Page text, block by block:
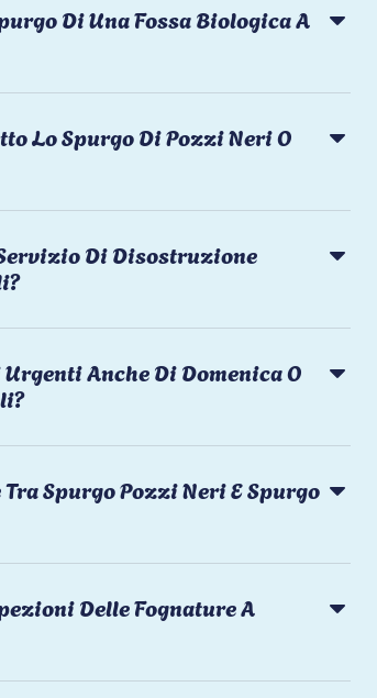
Di Una Fossa Biologica A
Lo Spurgo Di Pozzi Neri O
Di Disostruzione
Anche Di Domenica O
Spurgo Pozzi Neri E Spurgo
Delle Fognature A